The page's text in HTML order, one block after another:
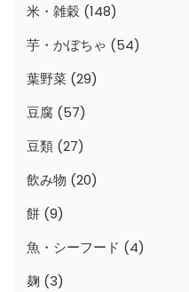
米・雑穀 (148)
芋・かぼちゃ (54)
葉野菜 (29)
豆腐 (57)
豆類 (27)
飲み物 (20)
餅 (9)
魚・シーフード (4)
麹 (3)